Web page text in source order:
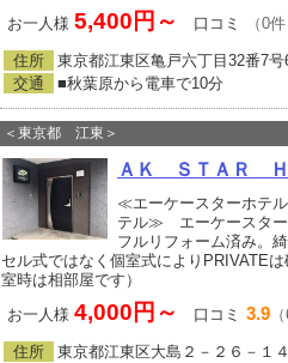
お一人様 5,400円～ 口コミ （0件
住所
東京都江東区亀戸六丁目32番7号
交通
■秋葉原から電車で10分
＜東京都 江東＞
ＡＫ ＳＴＡＲ
≪エーケースターホテ
テル≫ エーケースター
フルリフォーム済み。
セル式ではなく個室式によりPRIVATE
室時は相部屋です）
お一人様 4,000円～ 口コミ 3.9
住所
東京都江東区大島２－２６－１４